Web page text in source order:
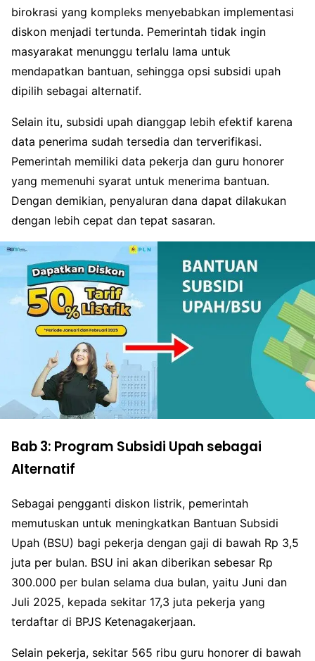
birokrasi yang kompleks menyebabkan implementasi
diskon menjadi tertunda. Pemerintah tidak ingin
masyarakat menunggu terlalu lama untuk
mendapatkan bantuan, sehingga opsi subsidi upah
dipilih sebagai alternatif.
Selain itu, subsidi upah dianggap lebih efektif karena
data penerima sudah tersedia dan terverifikasi.
Pemerintah memiliki data pekerja dan guru honorer
yang memenuhi syarat untuk menerima bantuan.
Dengan demikian, penyaluran dana dapat dilakukan
dengan lebih cepat dan tepat sasaran.
Bab 3: Program Subsidi Upah sebagai
Alternatif
Sebagai pengganti diskon listrik, pemerintah
memutuskan untuk meningkatkan Bantuan Subsidi
Upah (BSU) bagi pekerja dengan gaji di bawah Rp 3,5
juta per bulan. BSU ini akan diberikan sebesar Rp
300.000 per bulan selama dua bulan, yaitu Juni dan
Juli 2025, kepada sekitar 17,3 juta pekerja yang
terdaftar di BPJS Ketenagakerjaan.
Selain pekerja, sekitar 565 ribu guru honorer di bawah